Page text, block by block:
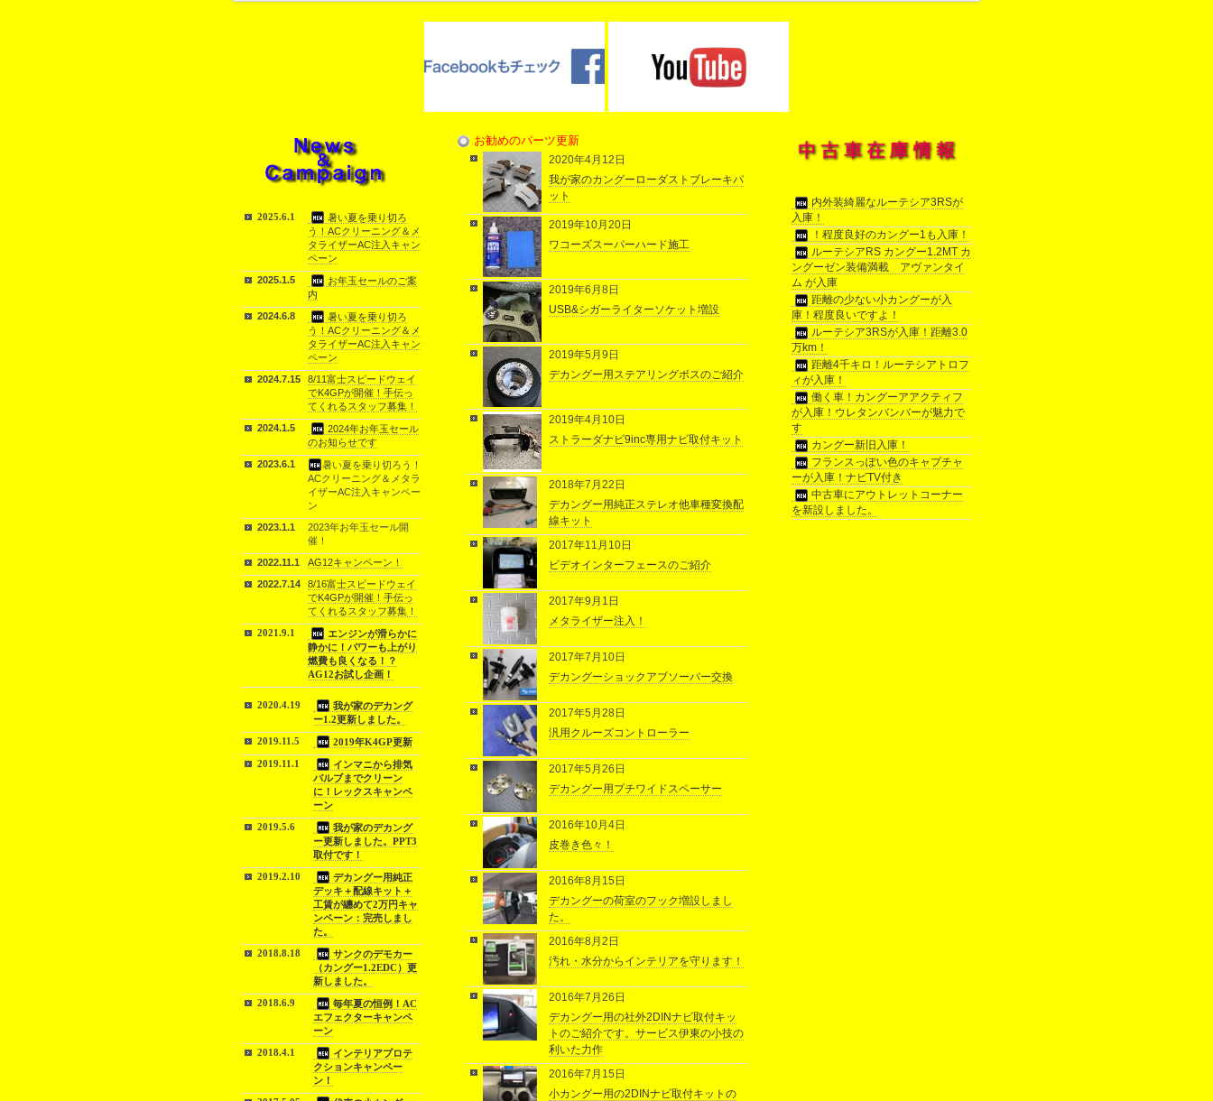
お勧めのパーツ更新
2020年4月12日
我が家のカングーローダストブレーキパ
ット
2019年10月20日
ワコーズスーパーハード施工
2019年6月8日
USB&シガーライターソケット増設
2019年5月9日
デカングー用ステアリングボスのご紹介
2019年4月10日
ストラーダナビ9inc専用ナビ取付キット
2018年7月22日
デカングー用純正ステレオ他車種変換配
線キット
2017年11月10日
ビデオインターフェースのご紹介
2017年9月1日
メタライザー注入！
2017年7月10日
デカングーショックアブソーバー交換
2017年5月28日
汎用クルーズコントローラー
2017年5月26日
デカングー用プチワイドスペーサー
2016年10月4日
皮巻き色々！
2016年8月15日
デカングーの荷室のフック増設しまし
た。
2016年8月2日
汚れ・水分からインテリアを守ります！
2016年7月26日
デカングー用の社外2DINナビ取付キッ
トのご紹介です。サービス伊東の小技の
利いた力作
2016年7月15日
小カングー用の2DINナビ取付キットの
内外装綺麗なルーテシア3RSが
入庫！
！程度良好のカングー1も入庫！
ルーテシアRS カングー1.2MT カ
ングーゼン装備満載 アヴァンタイ
ム が入庫
距離の少ない小カングーが入
庫！程度良いですよ！
ルーテシア3RSが入庫！距離3.0
万km！
距離4千キロ！ルーテシアトロフ
ィが入庫！
働く車！カングーアアクティフ
が入庫！ウレタンバンバーが魅力で
す
カングー新旧入庫！
フランスっぽい色のキャプチャ
ーが入庫！ナビTV付き
中古車にアウトレットコーナー
を新設しました。
2025.6.1
暑い夏を乗り切ろ
う！ACクリーニング＆メ
タライザーAC注入キャン
ペーン
2025.1.5
お年玉セールのご案
内
2024.6.8
暑い夏を乗り切ろ
う！ACクリーニング＆メ
タライザーAC注入キャン
ペーン
2024.7.15
8/11富士スピードウェイ
でK4GPが開催！手伝っ
てくれるスタッフ募集！
2024.1.5
2024年お年玉セール
のお知らせです
2023.6.1
暑い夏を乗り切ろう！
ACクリーニング＆メタラ
イザーAC注入キャンペー
ン
2023.1.1
2023年お年玉セール開
催！
2022.11.1
AG12キャンペーン！
2022.7.14
8/16富士スピードウェイ
でK4GPが開催！手伝っ
てくれるスタッフ募集！
2021.9.1
エンジンが滑らかに
静かに！パワーも上がり
燃費も良くなる！？
AG12お試し企画！
2020.4.19
我が家のデカング
ー1.2更新しました。
2019.11.5
2019年K4GP更新
2019.11.1
インマニから排気
バルブまでクリーン
に！レックスキャンペ
ーン
2019.5.6
我が家のデカング
ー更新しました。PPT3
取付です！
2019.2.10
デカングー用純正
デッキ＋配線キット＋
工賃が纏めて2万円キャ
ンペーン：完売しまし
た。
2018.8.18
サンクのデモカー
（カングー1.2EDC）更
新しました。
2018.6.9
毎年夏の恒例！AC
エフェクターキャンペ
ーン
2018.4.1
インテリアプロテ
クションキャンペー
ン！